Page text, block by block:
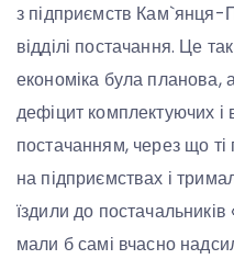
з підприємств Кам`янця-
відділі постачання. Це
економіка була планова,
дефіцит комплектуючих і
постачанням, через що
на підприємствах і
їздили до
мали б самі вчасно